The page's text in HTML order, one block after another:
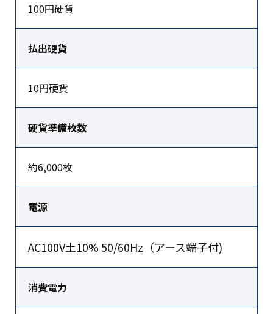
100円硬貨
払出硬貨
10円硬貨
硬貨準備枚数
約6,000枚
電源
AC100V土10% 50/60Hz （アース端子付)
消費電力